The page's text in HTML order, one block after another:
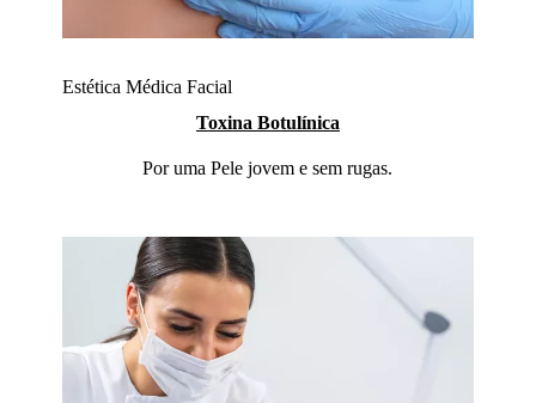
Estética Médica Facial
Toxina Botulínica
Por uma Pele jovem e sem rugas.